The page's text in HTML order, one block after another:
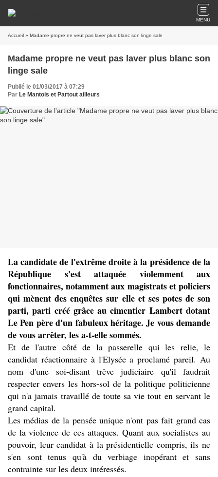
MENU
Accueil » Madame propre ne veut pas laver plus blanc son linge sale
Madame propre ne veut pas laver plus blanc son
linge sale
Publié le 01/03/2017 à 07:29
Par Le Mantois et Partout ailleurs
La candidate de l'extrême droite à la présidence de la
République s'est attaquée violemment aux
fonctionnaires, notamment aux magistrats et policiers
qui mènent des enquêtes sur elle et ses potes de son
parti, parti créé grâce au cimentier Lambert dotant
Le Pen père d'un fabuleux héritage. Je vous demande
de vous arrêter, les a-t-elle sommés.
Et de l'autre côté de la passerelle qui les relie, le
candidat réactionnaire à l'Elysée a proclamé pareil. Au
nom d'une soi-disant trêve judiciaire qu'il faudrait
respecter envers les hors-sol de la politique politicienne
qui n'a jamais travaillé de toute sa vie tout en servant le
grand capital.
Les médias de la pensée unique n'ont pas fait grand cas
de la violence de ces attaques. Quant aux socialistes au
pouvoir, leur candidat à la présidentielle compris, ils ne
s'en sont tenus qu'à du verbiage inopérant et sans
contrainte sur les deux intéressés.